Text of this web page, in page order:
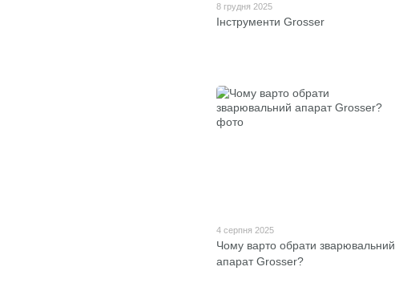
8 грудня 2025
Інструменти Grosser
4 серпня 2025
Чому варто обрати зварювальний
апарат Grosser?